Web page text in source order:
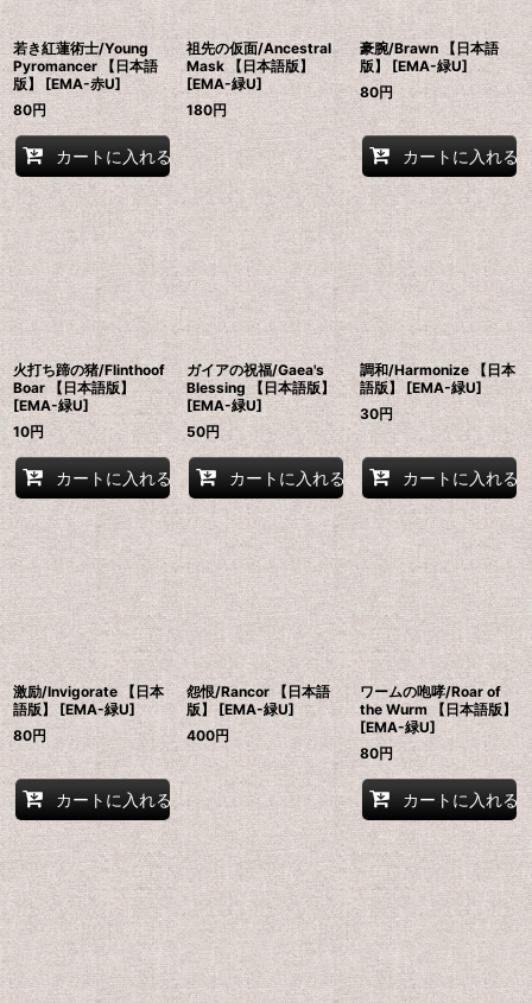
若き紅蓮術士/Young
Pyromancer 【日本語
版】 [EMA-赤U]
80円
カートに入れる
祖先の仮面/Ancestral
Mask 【日本語版】
[EMA-緑U]
180円
豪腕/Brawn 【日本語
版】 [EMA-緑U]
80円
カートに入れる
火打ち蹄の猪/Flinthoof
Boar 【日本語版】
[EMA-緑U]
10円
カートに入れる
ガイアの祝福/Gaea's
Blessing 【日本語版】
[EMA-緑U]
50円
カートに入れる
調和/Harmonize 【日本
語版】 [EMA-緑U]
30円
カートに入れる
激励/Invigorate 【日本
語版】 [EMA-緑U]
80円
カートに入れる
怨恨/Rancor 【日本語
版】 [EMA-緑U]
400円
ワームの咆哮/Roar of
the Wurm 【日本語版】
[EMA-緑U]
80円
カートに入れる